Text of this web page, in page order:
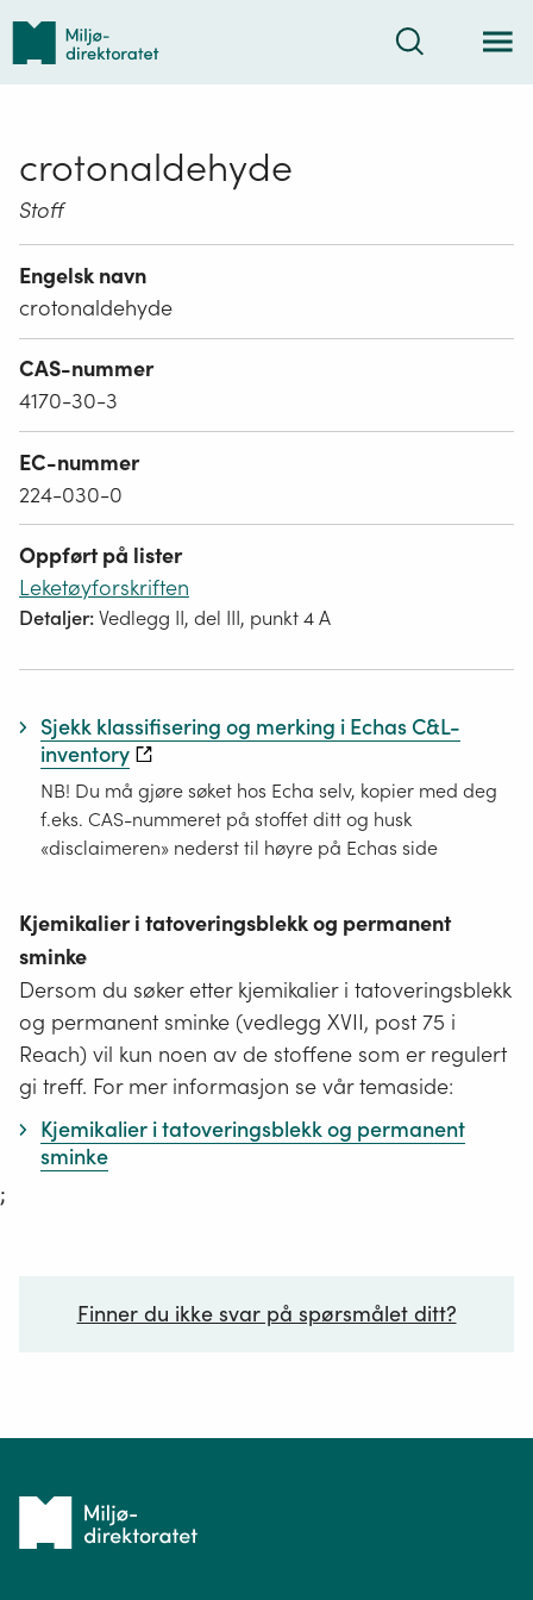
Tilbake
forsiden
Søk
crotonaldehyde
Stoff
Engelsk navn
crotonaldehyde
CAS-nummer
4170-30-3
EC-nummer
224-030-0
Oppført på lister
Leketøyforskriften
Detaljer:Vedlegg II, del III, punkt 4 A
Sjekk klassifisering og merking i Echas C&L-
inventory
NB! Du må gjøre søket hos Echa selv, kopier med deg
f.eks. CAS-nummeret på stoffet ditt og husk
«disclaimeren» nederst til høyre på Echas side
Kjemikalier i tatoveringsblekk og permanent
sminke
Dersom du søker etter kjemikalier i tatoveringsblekk
og permanent sminke (vedlegg XVII, post 75 i
Reach) vil kun noen av de stoffene som er regulert
gi treff. For mer informasjon se vår temaside:
Kjemikalier i tatoveringsblekk og permanent
sminke
;
Finner du ikke svar på spørsmålet ditt?
Tilbake